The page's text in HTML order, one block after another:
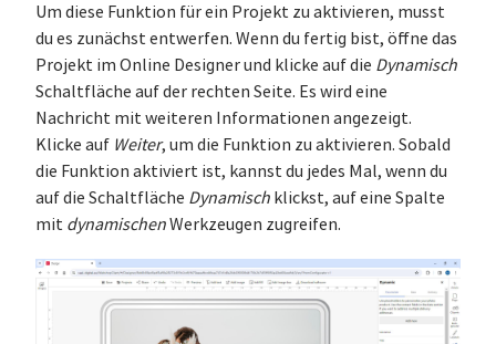
Um diese Funktion für ein Projekt zu aktivieren, musst
du es zunächst entwerfen. Wenn du fertig bist, öffne das
Projekt im Online Designer und klicke auf die Dynamisch
Schaltfläche auf der rechten Seite. Es wird eine
Nachricht mit weiteren Informationen angezeigt.
Klicke auf Weiter, um die Funktion zu aktivieren. Sobald
die Funktion aktiviert ist, kannst du jedes Mal, wenn du
auf die Schaltfläche Dynamisch klickst, auf eine Spalte
mit dynamischenWerkzeugen zugreifen.